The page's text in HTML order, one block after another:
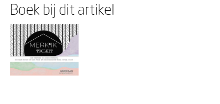
Boek bij dit artikel